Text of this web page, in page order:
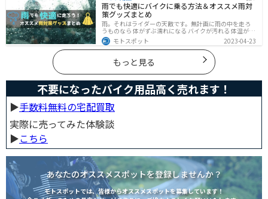
びのヒントが得られます。
雨でも快適にバイクに乗る方法＆オススメ雨対
策グッズまとめ
雨。それはライダーの天敵です。無計画に雨の中を走ろ
うものなら 体がずぶ濡れになる バイクが汚れる 体温が奪
われて集中力が低下する 雨で視界が悪くなる 路面が濡れ
て滑りやすくなるなど、晴れの日にはないマイナス要素
が盛りだくさんでライダーに押し寄せてきます。そんな
雨の中を好んで走ろうなんて誰も考えていないはずです
が、どうしても避けられない場合もありますよね。この
記事では、レインウエアや防水バッグをはじめ、ライダ
ーや荷物を雨から守るための方法やグッズなどについて
紹介します。雨はライダーにとって非常に厄介なモノで
すが、バッチリと対策しておけば意外と快適に走れてし
まうものです
モトスポット 2023-04-23
もっと見る
不要になったバイク用品高く売れます！
▶︎手数料無料の宅配買取
実際に売ってみた体験談
▶︎こちら
あなたのオススメスポットを登録しませんか？
モトスポットでは、皆様からオススメスポットを募集しています！